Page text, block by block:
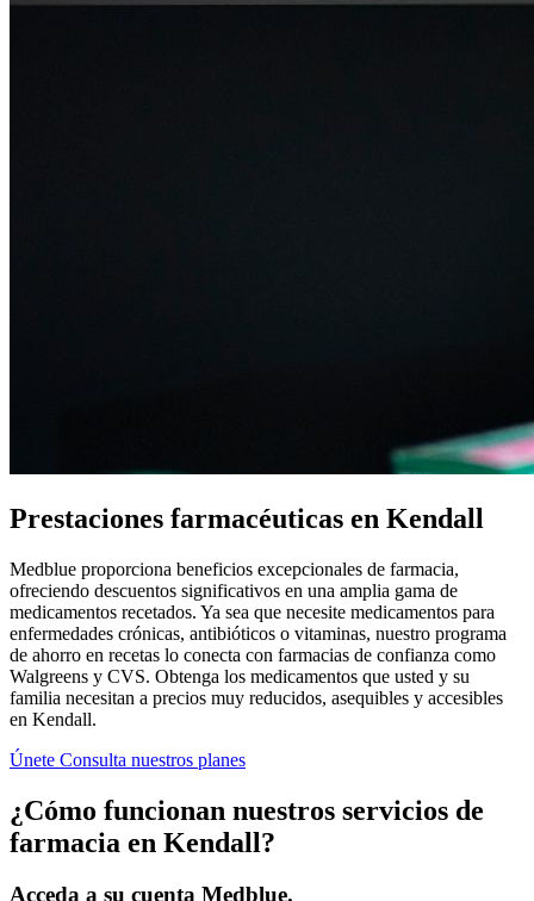
Prestaciones farmacéuticas en Kendall
Medblue proporciona beneficios excepcionales de farmacia,
ofreciendo descuentos significativos en una amplia gama de
medicamentos recetados. Ya sea que necesite medicamentos para
enfermedades crónicas, antibióticos o vitaminas, nuestro programa
de ahorro en recetas lo conecta con farmacias de confianza como
Walgreens y CVS. Obtenga los medicamentos que usted y su
familia necesitan a precios muy reducidos, asequibles y accesibles
en Kendall.
Únete Consulta nuestros planes
¿Cómo funcionan nuestros servicios de
farmacia en Kendall?
Acceda a su cuenta Medblue.